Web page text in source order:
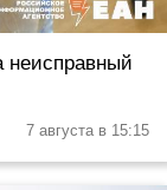
неисправный
7 августа в 15:15